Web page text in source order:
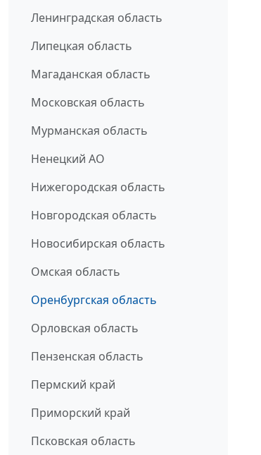
Ленинградская область
Липецкая область
Магаданская область
Московская область
Мурманская область
Ненецкий АО
Нижегородская область
Новгородская область
Новосибирская область
Омская область
Оренбургская область
Орловская область
Пензенская область
Пермский край
Приморский край
Псковская область